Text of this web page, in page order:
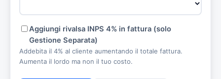
Aggiungi rivalsa INPS 4% in fattura (solo
Gestione Separata)
Addebita il 4% al cliente aumentando il totale fattura.
Aumenta il lordo ma non il tuo costo.